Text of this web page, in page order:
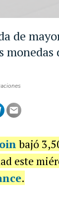
de
bajó
este
.